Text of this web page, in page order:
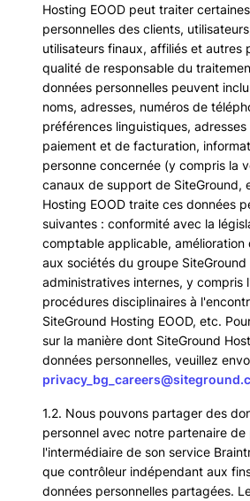
Hosting EOOD peut traiter
personnelles des clients,
utilisateurs finaux, affiliés et autres
qualité de responsable du
données personnelles peuvent
noms, adresses, numéros de
préférences linguistiques,
paiement et de facturation,
personne concernée (y compris la
canaux de support de SiteGround,
Hosting EOOD traite ces données
suivantes : conformité avec la
comptable applicable, amélioration
aux sociétés du groupe
administratives internes, y compris
procédures disciplinaires à
SiteGround Hosting EOOD, etc.
sur la manière dont SiteGround
données personnelles, veuillez
1.2. Nous pouvons partager des
personnel avec notre partenaire
l'intermédiaire de son service
que contrôleur indépendant aux
données personnelles partagées.